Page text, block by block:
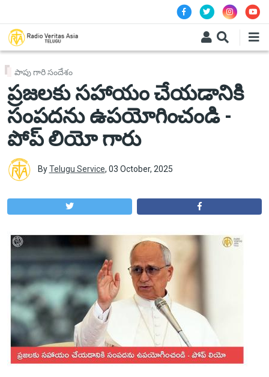
పాపు గారి సందేశం
ప్రజలకు సహాయం చేయడానికి
సంపదను ఉపయోగించండి -
పోప్ లియో గారు
ByTelugu Service, 03 October, 2025